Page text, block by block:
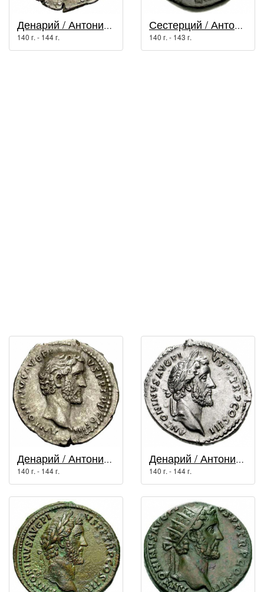
Денарий / Антонин Пий (138 г. - 161 г.)
140 г. - 144 г.
Сестерций / Антонин Пий (138 г. - 161 г.)
140 г. - 143 г.
Денарий / Антонин Пий (138 г. - 161 г.)
140 г. - 144 г.
Денарий / Антонин Пий (138 г. - 161 г.)
140 г. - 144 г.